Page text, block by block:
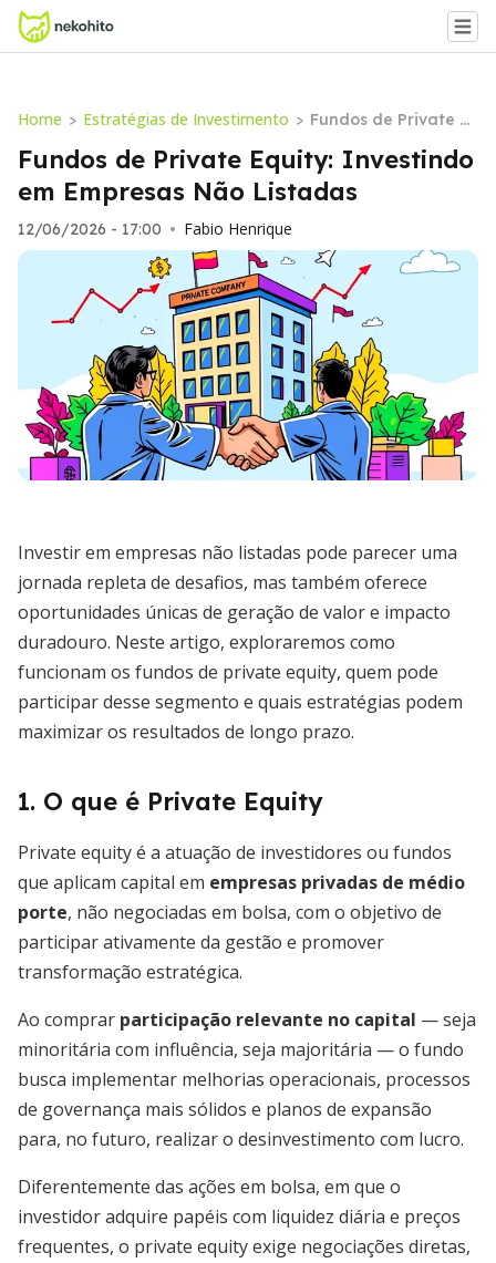
Home > Estratégias de Investimento > Fundos de Private E
quity: Investindo em
Empresas Não Lista
das
Fundos de Private Equity: Investindo
em Empresas Não Listadas
12/06/2026 - 17:00 • Fabio Henrique
Investir em empresas não listadas pode parecer uma
jornada repleta de desafios, mas também oferece
oportunidades únicas de geração de valor e impacto
duradouro. Neste artigo, exploraremos como
funcionam os fundos de private equity, quem pode
participar desse segmento e quais estratégias podem
maximizar os resultados de longo prazo.
1. O que é Private Equity
Private equity é a atuação de investidores ou fundos
que aplicam capital em empresas privadas de médio
porte, não negociadas em bolsa, com o objetivo de
participar ativamente da gestão e promover
transformação estratégica.
Ao comprar participação relevante no capital — seja
minoritária com influência, seja majoritária — o fundo
busca implementar melhorias operacionais, processos
de governança mais sólidos e planos de expansão
para, no futuro, realizar o desinvestimento com lucro.
Diferentemente das ações em bolsa, em que o
investidor adquire papéis com liquidez diária e preços
frequentes, o private equity exige negociações diretas,